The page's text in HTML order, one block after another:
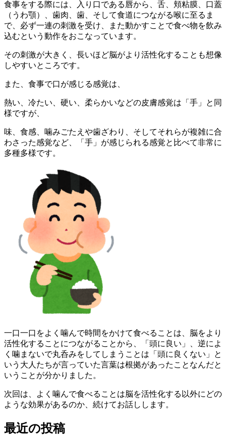
食事をする際には、入り口である唇から、舌、頬粘膜、口蓋
（うわ顎）、歯肉、歯、そして食道につながる喉に至るま
で、必ず一連の刺激を受け、また動かすことで食べ物を飲み
込むという動作をおこなっています。
その刺激が大きく、長いほど脳がより活性化することも想像
しやすいところです。
また、食事で口が感じる感覚は、
熱い、冷たい、硬い、柔らかいなどの皮膚感覚は「手」と同
様ですが、
味、食感、噛みごたえや歯ざわり、そしてそれらが複雑に合
わさった感覚など、「手」が感じられる感覚と比べて非常に
多種多様です。
一口一口をよく噛んで時間をかけて食べることは、脳をより
活性化することにつながることから、「頭に良い」、逆によ
く噛まないで丸呑みをしてしまうことは「頭に良くない」と
いう大人たちが言っていた言葉は根拠があったことなんだと
いうことが分かりました。
次回は、よく噛んで食べることは脳を活性化する以外にどの
ような効果があるのか、続けてお話しします。
最近の投稿